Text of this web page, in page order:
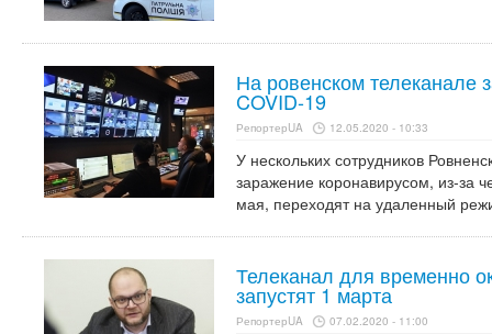
На ровенском телеканале
COVID-19
РепортерUA 12.05.2020 - 10:33
У нескольких сотрудников
заражение коронавирусом, из-за
мая, переходят на удаленный
Телеканал для временно
запустят 1 марта
РепортерUA 07.02.2020 - 11:00